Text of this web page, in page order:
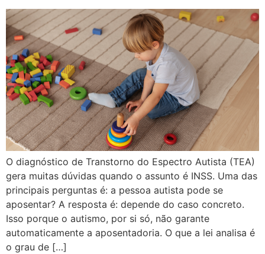
O diagnóstico de Transtorno do Espectro Autista (TEA)
gera muitas dúvidas quando o assunto é INSS. Uma das
principais perguntas é: a pessoa autista pode se
aposentar? A resposta é: depende do caso concreto.
Isso porque o autismo, por si só, não garante
automaticamente a aposentadoria. O que a lei analisa é
o grau de […]